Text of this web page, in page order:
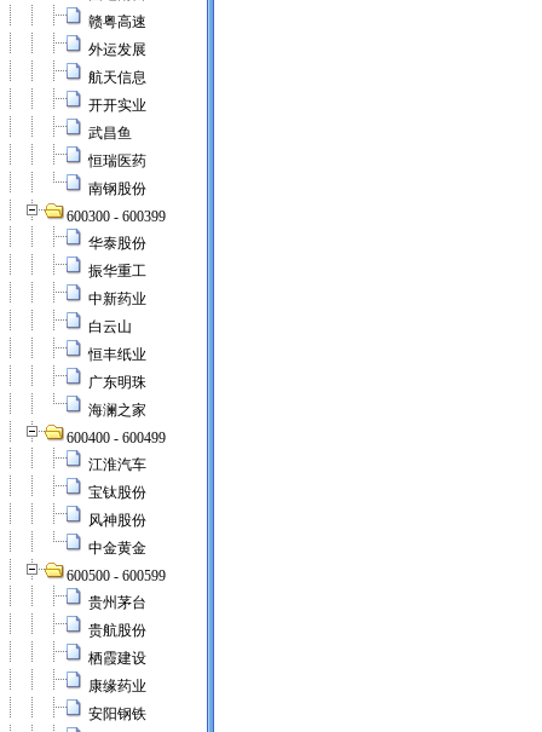
赣粤高速
外运发展
航天信息
开开实业
武昌鱼
恒瑞医药
南钢股份
600300 - 600399
华泰股份
振华重工
中新药业
白云山
恒丰纸业
广东明珠
海澜之家
600400 - 600499
江淮汽车
宝钛股份
风神股份
中金黄金
600500 - 600599
贵州茅台
贵航股份
栖霞建设
康缘药业
安阳钢铁